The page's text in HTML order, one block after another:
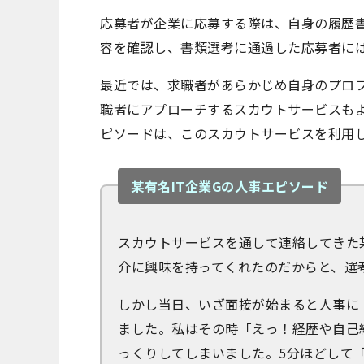
応募者が企業に応募する際は、自身の履歴
容を確認し、書類選考に通過した応募者に
最近では、求職者があらかじめ自身のプ
職者にアプローチするスカウトサービス
ピソードは、このスカウトサービスを利用
某有名IT企業Gの人事エピソード
スカウトサービスを通して連絡してき
介に興味を持ってくれたのだからと、
しかし当日、いざ面接が始まると人事に
ました。私はその時「えっ！経歴や自
っくりしてしまいました。5分ほどして